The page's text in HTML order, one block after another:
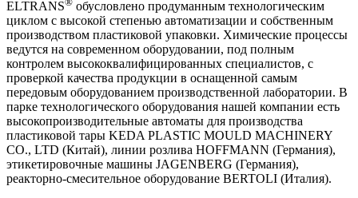
ELTRANS
обусловлено продуманным технологическим
циклом с высокой степенью автоматизации и собственным
производством пластиковой упаковки. Химические процессы
ведутся на современном оборудовании, под полным
контролем высококвалифицированных специалистов, с
проверкой качества продукции в оснащенной самым
передовым оборудованием производственной лаборатории. В
парке технологического оборудования нашей компании есть
высокопроизводительные автоматы для производства
пластиковой тары KEDA PLASTIC MOULD MACHINERY
CO., LTD (Китай), линии розлива HOFFMANN (Германия),
этикетировочные машины JAGENBERG (Германия),
реакторно-смесительное оборудование BERTOLI (Италия).